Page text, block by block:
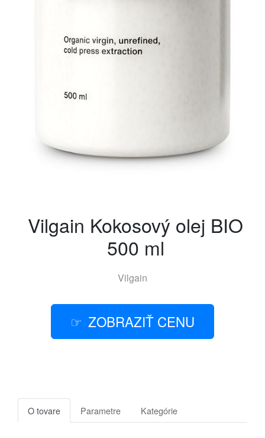
Vilgain Kokosový olej BIO
500 ml
Vilgain
ZOBRAZIŤ CENU
O tovare Parametre Kategórie